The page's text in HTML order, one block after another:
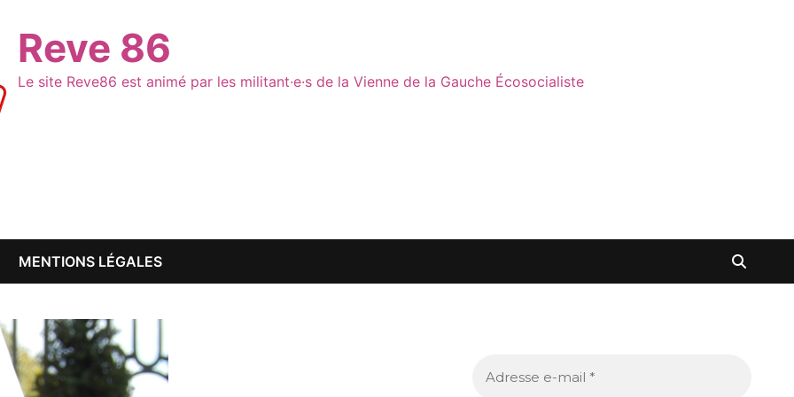
Reve 86
Le site Reve86 est animé par les militant·e·s de la Vienne de la Gauche Écosocialiste
MENTIONS LÉGALES